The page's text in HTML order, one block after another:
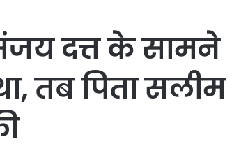
दत्त के सामने
तब पिता सलीम